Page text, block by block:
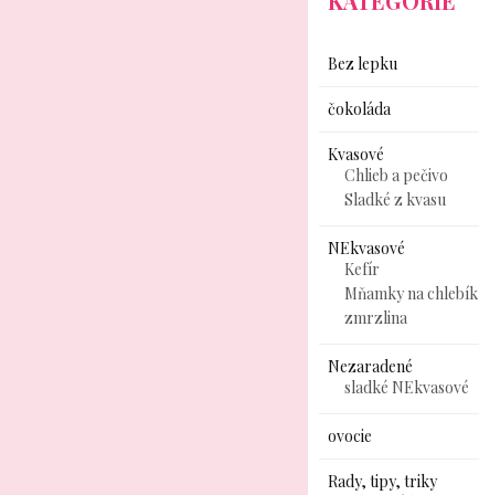
Bez lepku
čokoláda
Kvasové
Chlieb a pečivo
Sladké z kvasu
NEkvasové
Kefír
Mňamky na chlebík
zmrzlina
Nezaradené
sladké NEkvasové
ovocie
Rady, tipy, triky